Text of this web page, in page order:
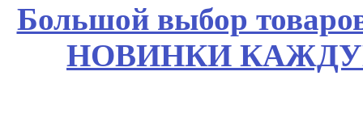
Большой выбор
НОВИНКИ